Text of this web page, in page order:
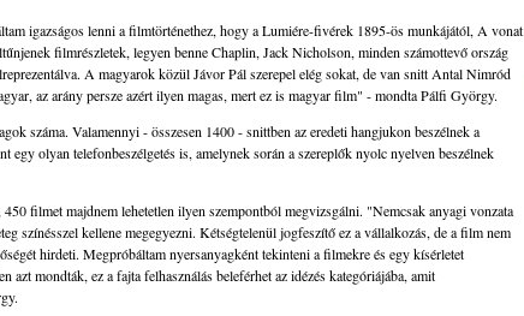
igazságos lenni a filmtörténethez, hogy a Lumiére-fivérek 1895-ös munkájától, A vonat
filmrészletek, legyen benne Chaplin, Jack Nicholson, minden számottevő ország
A magyarok közül Jávor Pál szerepel elég sokat, de van snitt Antal Nimród
az arány persze azért ilyen magas, mert ez is magyar film" - mondta Pálfi György.
száma. Valamennyi - összesen 1400 - snittben az eredeti hangjukon beszélnek a
egy olyan telefonbeszélgetés is, amelynek során a szereplők nyolc nyelven beszélnek
filmet majdnem lehetetlen ilyen szempontból megvizsgálni. "Nemcsak anyagi vonzata
színésszel kellene megegyezni. Kétségtelenül jogfeszítő ez a vállalkozás, de a film nem
hirdeti. Megpróbáltam nyersanyagként tekinteni a filmekre és egy kísérletet
azt mondták, ez a fajta felhasználás beleférhet az idézés kategóriájába, amit